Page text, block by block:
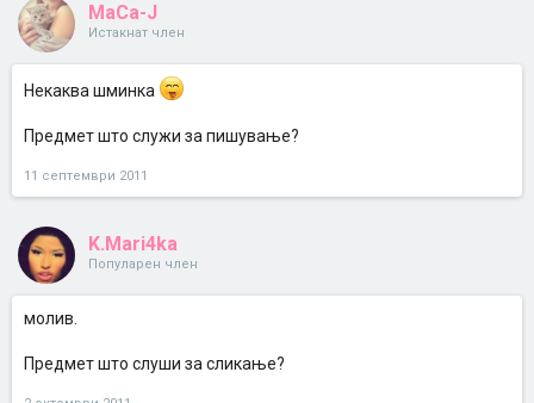
MaCa-J
Истакнат член
Некаква шминка
Предмет што служи за пишување?
11 септември 2011
K.Mari4ka
Популарен член
молив.
Предмет што слуши за сликање?